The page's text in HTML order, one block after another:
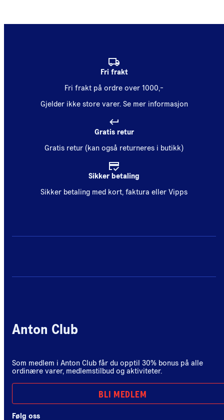
Fri frakt
Fri frakt på ordre over 1000,-
Gjelder ikke store varer. Se mer informasjon
Gratis retur
Gratis retur (kan også returneres i butikk)
Sikker betaling
Sikker betaling med kort, faktura eller Vipps
Anton Club
Som medlem i Anton Club får du opptil 30% bonus på alle
ordinære varer, medlemstilbud og aktiviteter.
BLI MEDLEM
Følg oss